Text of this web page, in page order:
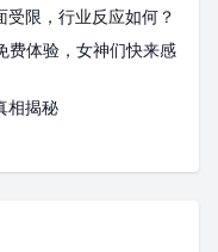
限，行业反应如何？
费体验，女神们快来感
相揭秘